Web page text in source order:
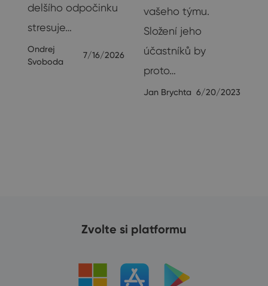
delšího odpočinku
stresuje…
Ondrej
Svoboda
7/16/2026
vašeho týmu.
Složení jeho
účastníků by
proto…
Jan Brychta 6/20/2023
Zvolte si platformu